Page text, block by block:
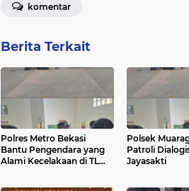
komentar
Berita Terkait
Polres Metro Bekasi
Bantu Pengendara yang
Alami Kecelakaan di TL
Polsek
Patroli
Jayasakti